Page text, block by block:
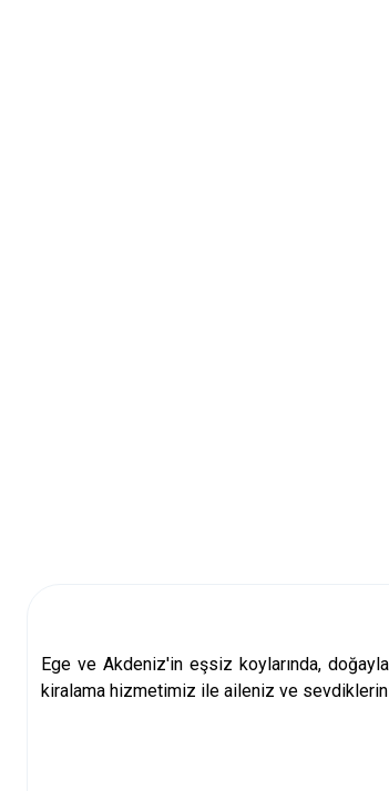
Ege ve Akdeniz'in eşsiz koylarında,
kiralama hizmetimiz ile aileniz ve